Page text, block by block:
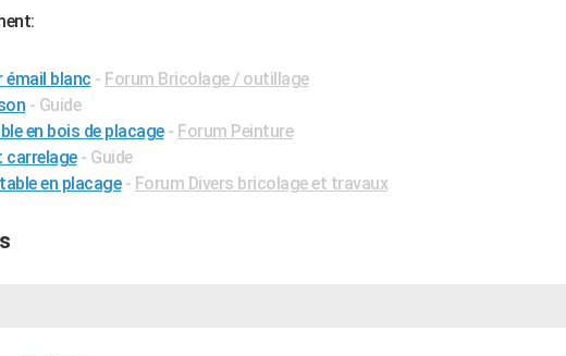
émail blanc - Forum Bricolage / outillage
- Guide
en bois de placage - Forum Peinture
carrelage - Guide
en placage - Forum Divers bricolage et travaux